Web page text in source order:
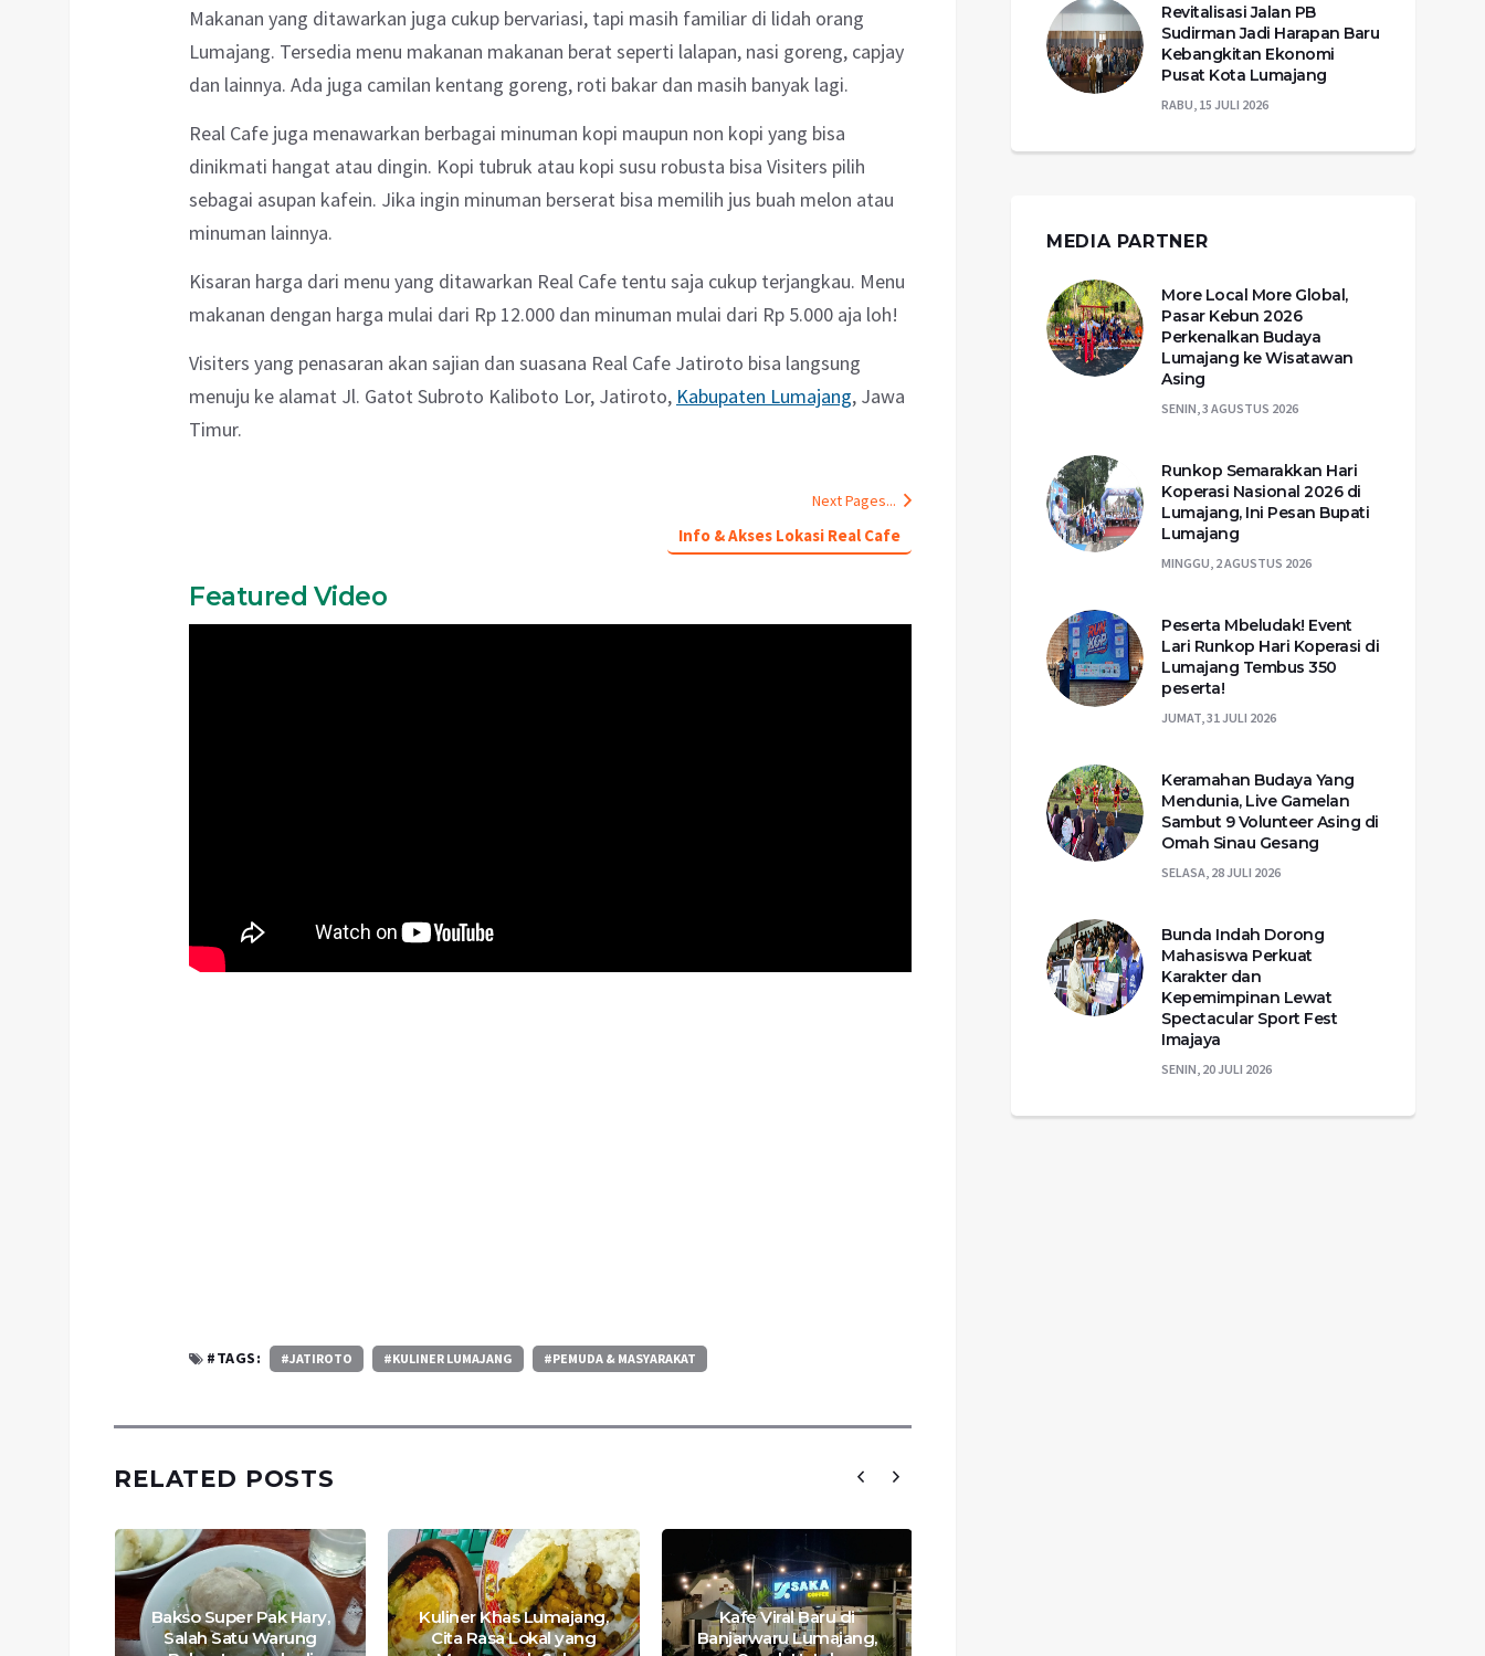
Makanan yang ditawarkan juga cukup bervariasi, tapi masih familiar di lidah orang
Lumajang. Tersedia menu makanan makanan berat seperti lalapan, nasi goreng, capjay
dan lainnya. Ada juga camilan kentang goreng, roti bakar dan masih banyak lagi.
Real Cafe juga menawarkan berbagai minuman kopi maupun non kopi yang bisa
dinikmati hangat atau dingin. Kopi tubruk atau kopi susu robusta bisa Visiters pilih
sebagai asupan kafein. Jika ingin minuman berserat bisa memilih jus buah melon atau
minuman lainnya.
Kisaran harga dari menu yang ditawarkan Real Cafe tentu saja cukup terjangkau. Menu
makanan dengan harga mulai dari Rp 12.000 dan minuman mulai dari Rp 5.000 aja loh!
Visiters yang penasaran akan sajian dan suasana Real Cafe Jatiroto bisa langsung
menuju ke alamat Jl. Gatot Subroto Kaliboto Lor, Jatiroto, Kabupaten Lumajang, Jawa
Timur.
Next Pages...
Info & Akses Lokasi Real Cafe
Featured Video
#TAGS: #JATIROTO #KULINER LUMAJANG #PEMUDA & MASYARAKAT
RELATED POSTS
Bakso Super Pak Hary,
Salah Satu Warung
Kuliner Khas Lumajang,
Cita Rasa Lokal yang
Kafe Viral Baru di
Banjarwaru Lumajang,
Revitalisasi Jalan PB
Sudirman Jadi Harapan Baru
Kebangkitan Ekonomi
Pusat Kota Lumajang
RABU, 15 JULI 2026
MEDIA PARTNER
More Local More Global,
Pasar Kebun 2026
Perkenalkan Budaya
Lumajang ke Wisatawan
Asing
SENIN, 3 AGUSTUS 2026
Runkop Semarakkan Hari
Koperasi Nasional 2026 di
Lumajang, Ini Pesan Bupati
Lumajang
MINGGU, 2 AGUSTUS 2026
Peserta Mbeludak! Event
Lari Runkop Hari Koperasi di
Lumajang Tembus 350
peserta!
JUMAT, 31 JULI 2026
Keramahan Budaya Yang
Mendunia, Live Gamelan
Sambut 9 Volunteer Asing di
Omah Sinau Gesang
SELASA, 28 JULI 2026
Bunda Indah Dorong
Mahasiswa Perkuat
Karakter dan
Kepemimpinan Lewat
Spectacular Sport Fest
Imajaya
SENIN, 20 JULI 2026